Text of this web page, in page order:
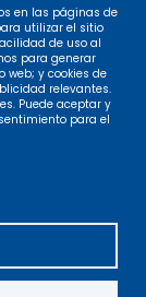
en las páginas de
utilizar el sitio
de uso al
para generar
y cookies de
relevantes.
Puede aceptar y
para el